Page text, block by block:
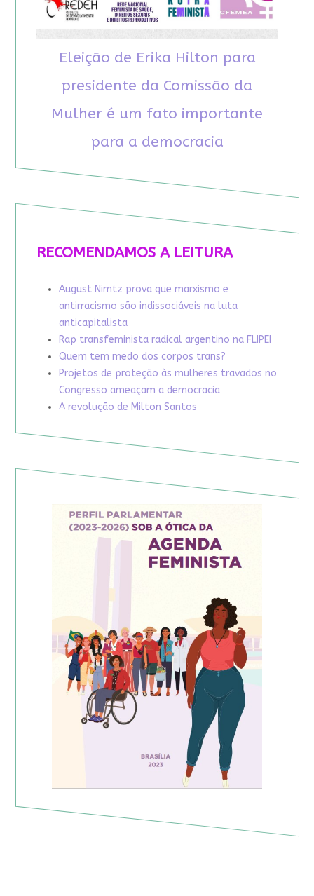
Eleição de Erika Hilton para
presidente da Comissão da
Mulher é um fato importante
para a democracia
RECOMENDAMOS A LEITURA
August Nimtz prova que marxismo e
antirracismo são indissociáveis na luta
anticapitalista
Rap transfeminista radical argentino na FLIPEI
Quem tem medo dos corpos trans?
Projetos de proteção às mulheres travados no
Congresso ameaçam a democracia
A revolução de Milton Santos